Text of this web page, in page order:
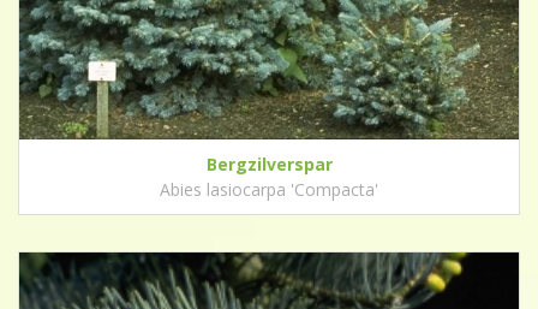
Bergzilverspar
Abies lasiocarpa 'Compacta'